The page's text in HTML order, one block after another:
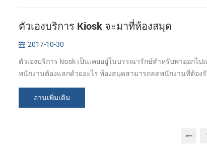
ตัวเองบริการ Kiosk จะมาที่ห้องสมุด
2017-10-30
ตัวเองบริการ kiosk เป็นเคยอยู่ในบรรณารักษ์สำหรับพาออกไ
พนักงานต้องแลกด้วยอะไร ห้องสมุดสามารถลดพนักงานที่ต้อง
อ่านเพิ่มเติม